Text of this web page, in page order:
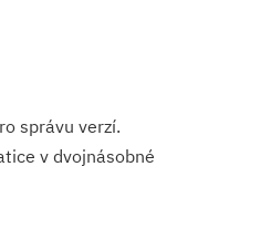
správu verzí.
v dvojnásobné